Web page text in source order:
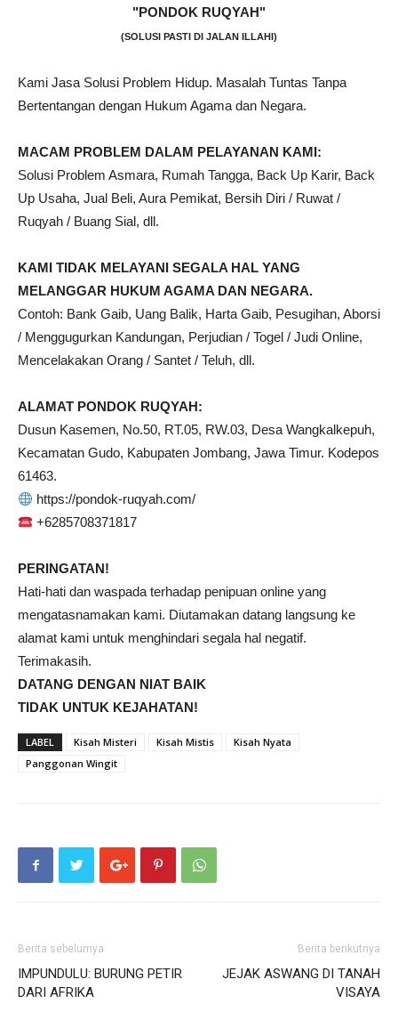
"PONDOK RUQYAH"
(SOLUSI PASTI DI JALAN ILLAHI)
Kami Jasa Solusi Problem Hidup. Masalah Tuntas Tanpa
Bertentangan dengan Hukum Agama dan Negara.
MACAM PROBLEM DALAM PELAYANAN KAMI:
Solusi Problem Asmara, Rumah Tangga, Back Up Karir, Back
Up Usaha, Jual Beli, Aura Pemikat, Bersih Diri / Ruwat /
Ruqyah / Buang Sial, dll.
KAMI TIDAK MELAYANI SEGALA HAL YANG
MELANGGAR HUKUM AGAMA DAN NEGARA.
Contoh: Bank Gaib, Uang Balik, Harta Gaib, Pesugihan, Aborsi
/ Menggugurkan Kandungan, Perjudian / Togel / Judi Online,
Mencelakakan Orang / Santet / Teluh, dll.
ALAMAT PONDOK RUQYAH:
Dusun Kasemen, No.50, RT.05, RW.03, Desa Wangkalkepuh,
Kecamatan Gudo, Kabupaten Jombang, Jawa Timur. Kodepos
61463.
https://pondok-ruqyah.com/
+6285708371817
PERINGATAN!
Hati-hati dan waspada terhadap penipuan online yang
mengatasnamakan kami. Diutamakan datang langsung ke
alamat kami untuk menghindari segala hal negatif.
Terimakasih.
DATANG DENGAN NIAT BAIK
TIDAK UNTUK KEJAHATAN!
LABEL Kisah Misteri Kisah Mistis
Kisah Nyata
Panggonan Wingit
Berita sebelumya
IMPUNDULU: BURUNG PETIR
DARI AFRIKA
Berita berikutnya
JEJAK ASWANG DI TANAH
VISAYA